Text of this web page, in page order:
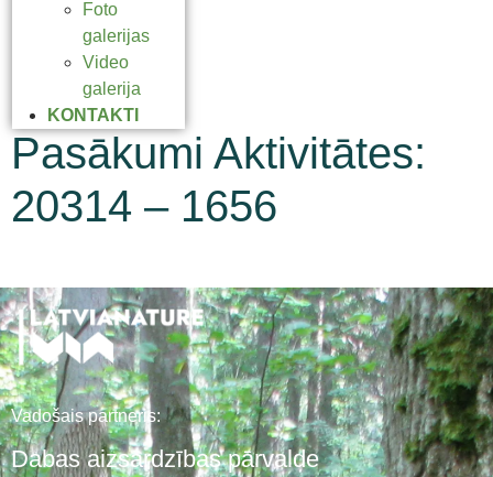
Foto
galerijas
Video
galerija
KONTAKTI
Pasākumi Aktivitātes:
20314 – 1656
Vadošais partneris:
Dabas aizsardzības pārvalde